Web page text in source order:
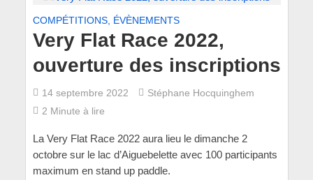
COMPÉTITIONS, ÉVÈNEMENTS
Very Flat Race 2022,
ouverture des inscriptions
14 septembre 2022
Stéphane Hocquinghem
2 Minute à lire
La Very Flat Race 2022 aura lieu le dimanche 2
octobre sur le lac d’Aiguebelette avec 100 participants
maximum en stand up paddle.